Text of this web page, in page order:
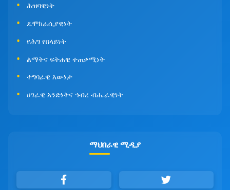
ሕዝባዊነት
ዴሞክራሲያዊነት
የሕግ የበላይነት
ልማትና ፍትሐዊ ተጠቃሚነት
ተግባራዊ እውነታ
ሀገራዊ አንድነትና ኅብረ ብሔራዊነት
ማህበራዊ ሚዲያ